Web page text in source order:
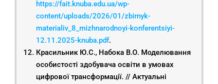
https://fait.knuba.edu.ua/wp-
content/uploads/2026/01/zbirnyk-
materialiv_8_mizhnarodnoyi-konferentsiyi-
12.11.2025-knuba.pdf.
Красильник Ю.С., Набока В.О. Моделювання
особистості здобувача освіти в умовах
цифрової трансформації. // Актуальні